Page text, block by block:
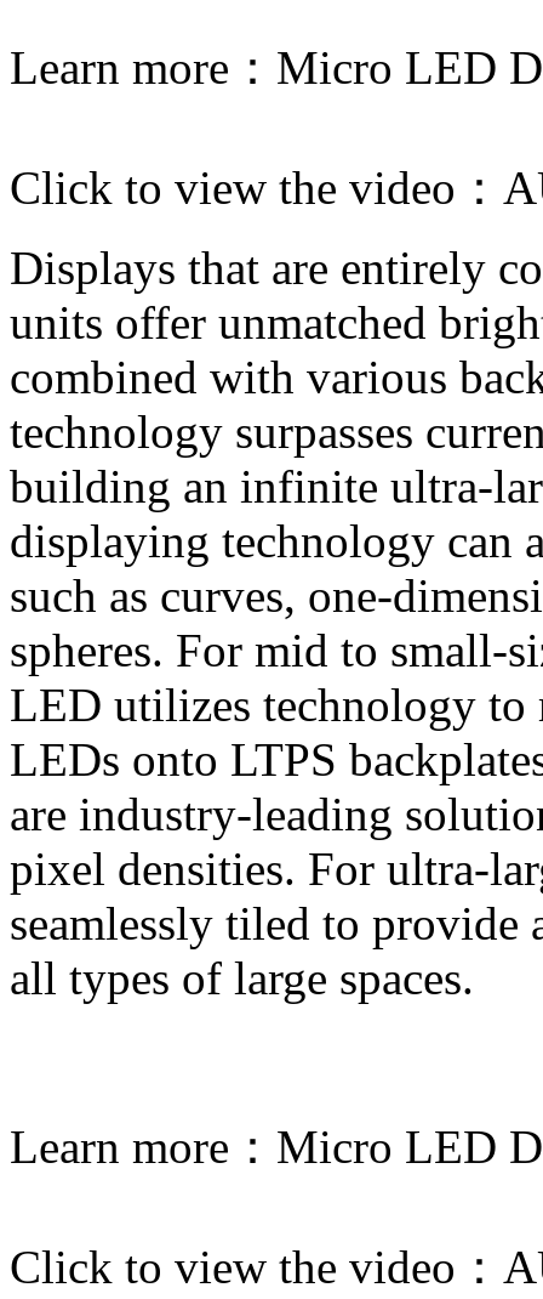
Learn more： Micro LED
Click to view the video：
Displays that are entirely
units offer unmatched
combined with various
technology surpasses
building an infinite ultra-
displaying technology can
such as curves, one-
spheres. For mid to small-
LED utilizes technology to
LEDs onto LTPS
are industry-leading
pixel densities. For ultra-
seamlessly tiled to
all types of large spaces.
Learn more： Micro LED
Click to view the video：